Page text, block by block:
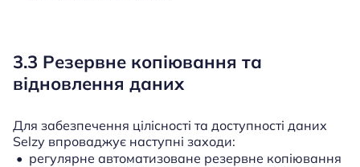
3.3 Резервне копіювання та
відновлення даних
Для забезпечення цілісності та доступності даних
Selzy впроваджує наступні заходи:
регулярне автоматизоване резервне копіювання